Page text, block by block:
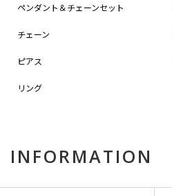
ペンダント＆チェーンセット
チェーン
ピアス
リング
INFORMATION